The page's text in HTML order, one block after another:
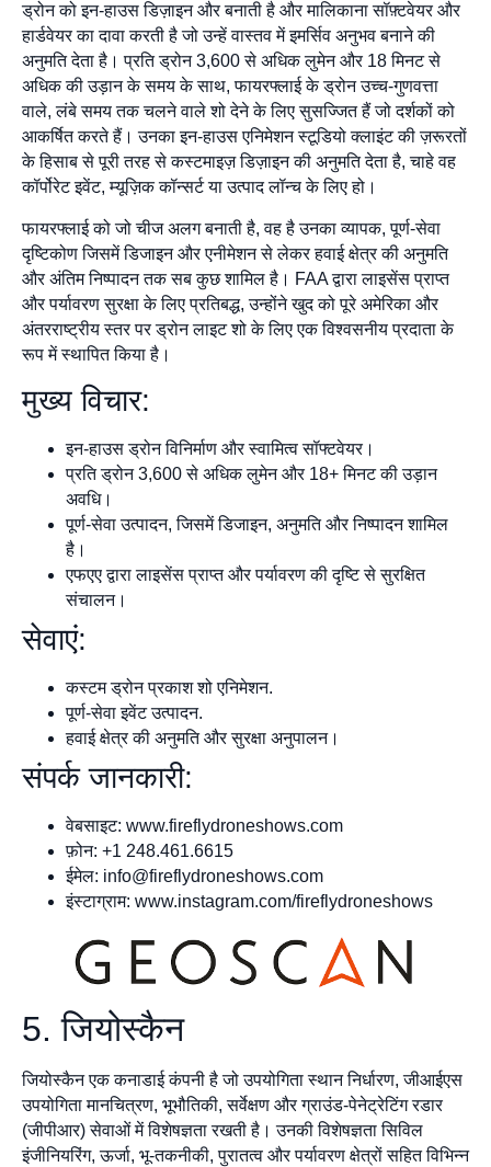
ड्रोन को इन-हाउस डिज़ाइन और बनाती है और मालिकाना सॉफ़्टवेयर और
हार्डवेयर का दावा करती है जो उन्हें वास्तव में इमर्सिव अनुभव बनाने की
अनुमति देता है। प्रति ड्रोन 3,600 से अधिक लुमेन और 18 मिनट से
अधिक की उड़ान के समय के साथ, फायरफ्लाई के ड्रोन उच्च-गुणवत्ता
वाले, लंबे समय तक चलने वाले शो देने के लिए सुसज्जित हैं जो दर्शकों को
आकर्षित करते हैं। उनका इन-हाउस एनिमेशन स्टूडियो क्लाइंट की ज़रूरतों
के हिसाब से पूरी तरह से कस्टमाइज़ डिज़ाइन की अनुमति देता है, चाहे वह
कॉर्पोरेट इवेंट, म्यूज़िक कॉन्सर्ट या उत्पाद लॉन्च के लिए हो।
फायरफ्लाई को जो चीज अलग बनाती है, वह है उनका व्यापक, पूर्ण-सेवा
दृष्टिकोण जिसमें डिजाइन और एनीमेशन से लेकर हवाई क्षेत्र की अनुमति
और अंतिम निष्पादन तक सब कुछ शामिल है। FAA द्वारा लाइसेंस प्राप्त
और पर्यावरण सुरक्षा के लिए प्रतिबद्ध, उन्होंने खुद को पूरे अमेरिका और
अंतरराष्ट्रीय स्तर पर ड्रोन लाइट शो के लिए एक विश्वसनीय प्रदाता के
रूप में स्थापित किया है।
मुख्य विचार:
इन-हाउस ड्रोन विनिर्माण और स्वामित्व सॉफ्टवेयर।
प्रति ड्रोन 3,600 से अधिक लुमेन और 18+ मिनट की उड़ान
अवधि।
पूर्ण-सेवा उत्पादन, जिसमें डिजाइन, अनुमति और निष्पादन शामिल
है।
एफएए द्वारा लाइसेंस प्राप्त और पर्यावरण की दृष्टि से सुरक्षित
संचालन।
सेवाएं:
कस्टम ड्रोन प्रकाश शो एनिमेशन.
पूर्ण-सेवा इवेंट उत्पादन.
हवाई क्षेत्र की अनुमति और सुरक्षा अनुपालन।
संपर्क जानकारी:
वेबसाइट: www.fireflydroneshows.com
फ़ोन: +1 248.461.6615
ईमेल: info@fireflydroneshows.com
इंस्टाग्राम: www.instagram.com/fireflydroneshows
5. जियोस्कैन
जियोस्कैन एक कनाडाई कंपनी है जो उपयोगिता स्थान निर्धारण, जीआईएस
उपयोगिता मानचित्रण, भूभौतिकी, सर्वेक्षण और ग्राउंड-पेनेट्रेटिंग रडार
(जीपीआर) सेवाओं में विशेषज्ञता रखती है। उनकी विशेषज्ञता सिविल
इंजीनियरिंग, ऊर्जा, भू-तकनीकी, पुरातत्व और पर्यावरण क्षेत्रों सहित विभिन्न